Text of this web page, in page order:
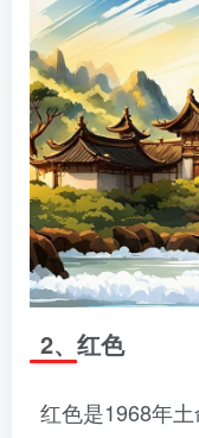
2、红色
红色是1968年